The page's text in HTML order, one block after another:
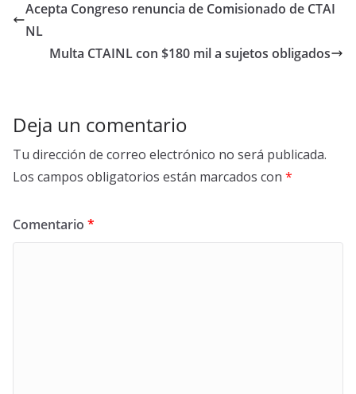
o
Acepta Congreso renuncia de Comisionado de CTAI
NL
Multa CTAINL con $180 mil a sujetos obligados
Deja un comentario
Tu dirección de correo electrónico no será publicada.
Los campos obligatorios están marcados con *
Comentario *